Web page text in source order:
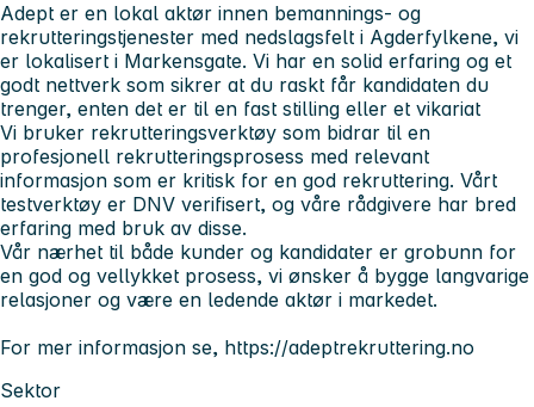
Adept er en lokal aktør innen bemannings- og
rekrutteringstjenester med nedslagsfelt i Agderfylkene, vi
er lokalisert i Markensgate. Vi har en solid erfaring og et
godt nettverk som sikrer at du raskt får kandidaten du
trenger, enten det er til en fast stilling eller et vikariat
Vi bruker rekrutteringsverktøy som bidrar til en
profesjonell rekrutteringsprosess med relevant
informasjon som er kritisk for en god rekruttering. Vårt
testverktøy er DNV verifisert, og våre rådgivere har bred
erfaring med bruk av disse.
Vår nærhet til både kunder og kandidater er grobunn for
en god og vellykket prosess, vi ønsker å bygge langvarige
relasjoner og være en ledende aktør i markedet.
For mer informasjon se, https://adeptrekruttering.no
Sektor